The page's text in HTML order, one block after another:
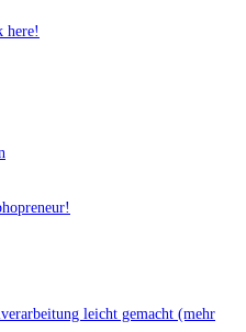
leicht gemacht (mehr